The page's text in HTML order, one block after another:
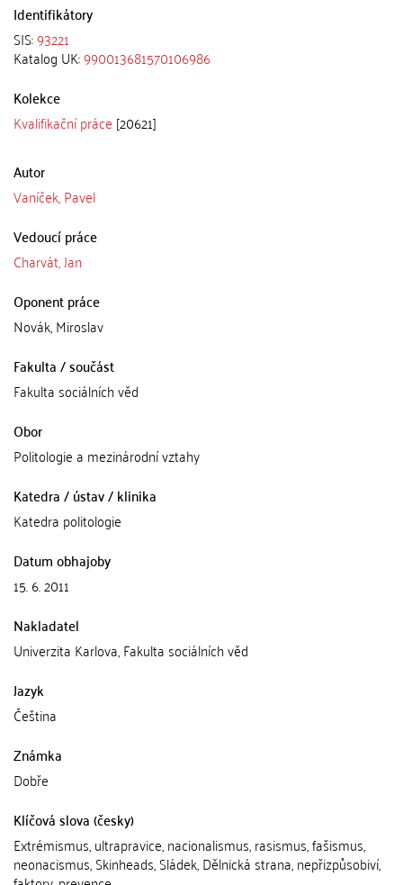
Identifikátory
SIS:93221
Katalog UK:990013681570106986
Kolekce
Kvalifikační práce [20621]
Autor
Vaníček, Pavel
Vedoucí práce
Charvát, Jan
Oponent práce
Novák, Miroslav
Fakulta / součást
Fakulta sociálních věd
Obor
Politologie a mezinárodní vztahy
Katedra / ústav / klinika
Katedra politologie
Datum obhajoby
15. 6. 2011
Nakladatel
Univerzita Karlova, Fakulta sociálních věd
Jazyk
Čeština
Známka
Dobře
Klíčová slova (česky)
Extrémismus, ultrapravice, nacionalismus, rasismus, fašismus,
neonacismus, Skinheads, Sládek, Dělnická strana, nepřizpůsobiví,